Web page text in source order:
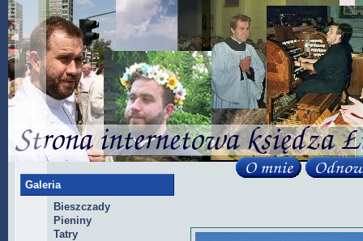
Galeria
Bieszczady
Pieniny
Tatry